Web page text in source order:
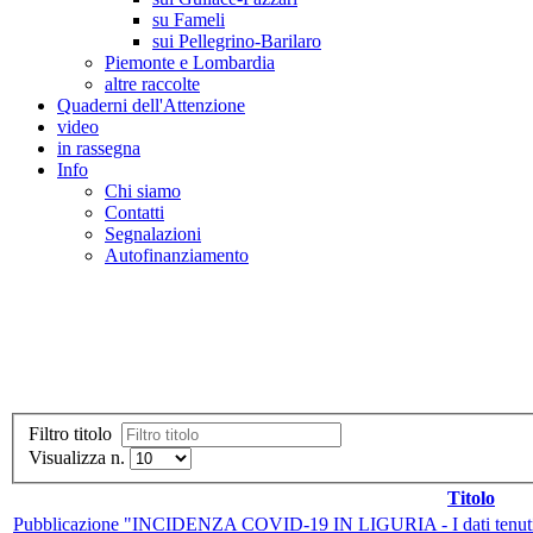
su Fameli
sui Pellegrino-Barilaro
Piemonte e Lombardia
altre raccolte
Quaderni dell'Attenzione
video
in rassegna
Info
Chi siamo
Contatti
Segnalazioni
Autofinanziamento
Filtro titolo
Visualizza n.
Titolo
Pubblicazione "INCIDENZA COVID-19 IN LIGURIA - I dati